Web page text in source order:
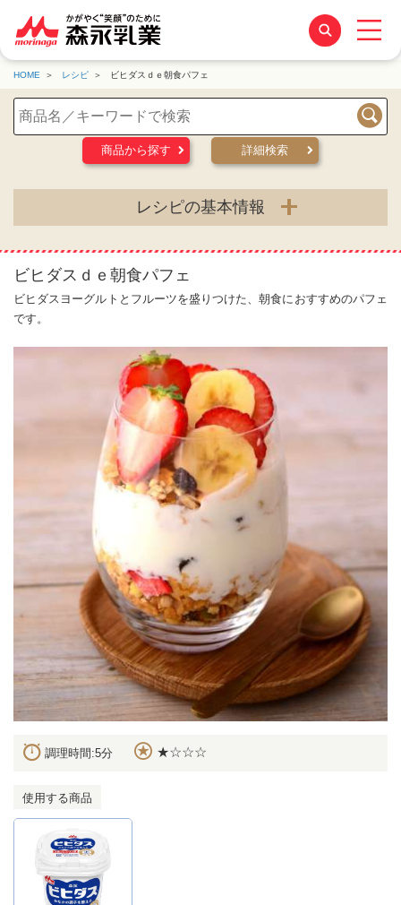
HOME レシピ ビヒダスｄｅ朝食パフェ
検索
商品から探す
詳細検索
レシピの基本情報
ビヒダスｄｅ朝食パフェ
ビヒダスヨーグルトとフルーツを盛りつけた、朝食におすすめのパフェ
です。
調理時間:5分 ★☆☆☆
使用する商品